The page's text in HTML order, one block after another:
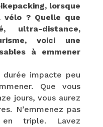
lorsque
vélo ? Quelle que
ultra-distance,
voici une
à emmener
impacte peu
Que vous
jours, vous aurez
N’emmenez pas
triple. Lavez